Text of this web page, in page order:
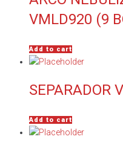
VMLD920 (9
Add to cart
SEPARADOR
Add to cart